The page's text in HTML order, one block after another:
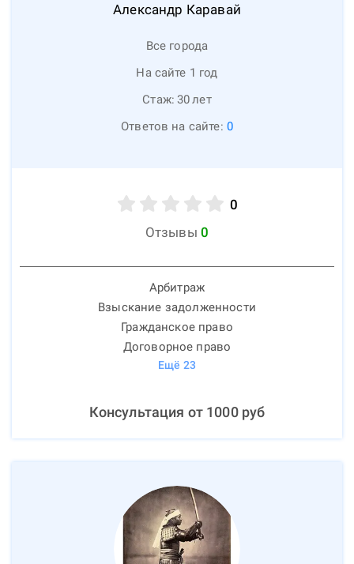
Александр Каравай
Все города
На сайте 1 год
Стаж: 30лет
Ответов на сайте: 0
0
Отзывы 0
Арбитраж
Взыскание задолженности
Гражданское право
Договорное право
Ещё 23
Консультация от 1000руб